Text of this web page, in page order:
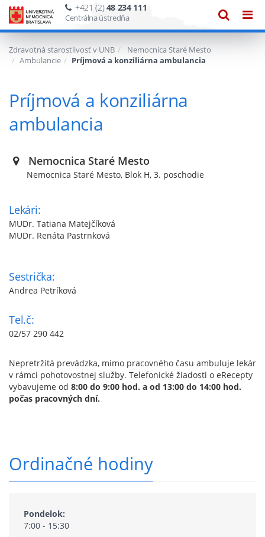
+421 (2)48 234 111
Centrálna ústredňa
Zdravotná starostlivosť v UNB
Nemocnica Staré Mesto
Ambulancie
Príjmová a konziliárna ambulancia
Príjmová a konziliárna
ambulancia
Nemocnica Staré Mesto
Nemocnica Staré Mesto, Blok H, 3. poschodie
Lekári:
MUDr. Tatiana Matejčíková
MUDr. Renáta Pastrnková
Sestrička:
Andrea Petríková
Tel.č:
02/57 290 442
Nepretržitá prevádzka, mimo pracovného času ambuluje lekár
v rámci pohotovostnej služby. Telefonické žiadosti o eRecepty
vybavujeme od 8:00 do 9:00 hod. a od 13:00 do 14:00 hod.
počas pracovných dní.
Ordinačné hodiny
Pondelok:
7:00 - 15:30